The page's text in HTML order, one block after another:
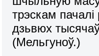
трэскам
дзьвюх
(Мельгуноў.)